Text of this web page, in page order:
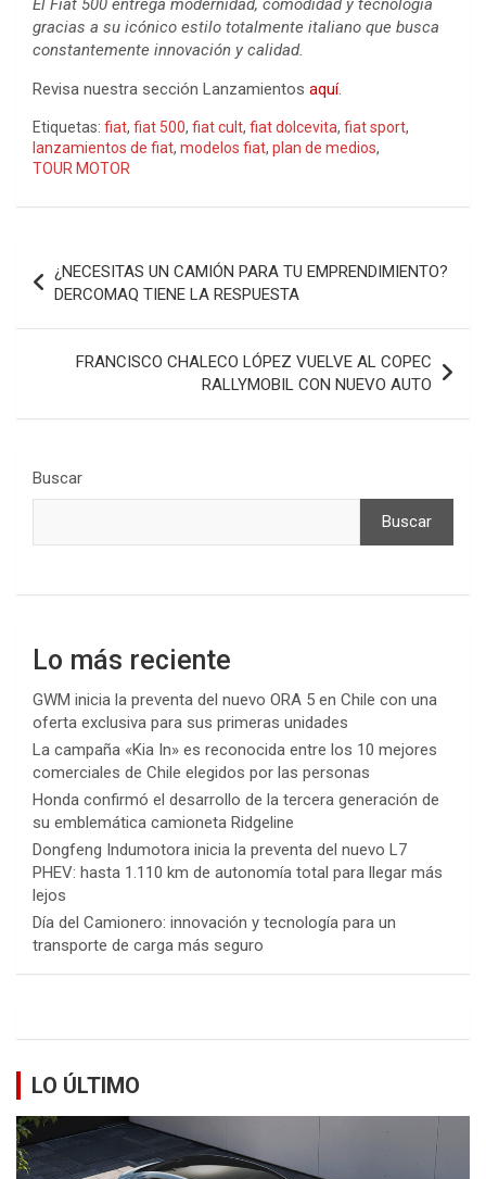
El Fiat 500 entrega modernidad, comodidad y tecnología
gracias a su icónico estilo totalmente italiano que busca
constantemente innovación y calidad.
Revisa nuestra sección Lanzamientos aquí.
Etiquetas: fiat, fiat 500, fiat cult, fiat dolcevita, fiat sport,
lanzamientos de fiat, modelos fiat, plan de medios,
TOUR MOTOR
de
entradas
¿NECESITAS UN CAMIÓN PARA TU EMPRENDIMIENTO?
DERCOMAQ TIENE LA RESPUESTA
FRANCISCO CHALECO LÓPEZ VUELVE AL COPEC
RALLYMOBIL CON NUEVO AUTO
Buscar
Buscar
Lo más reciente
GWM inicia la preventa del nuevo ORA 5 en Chile con una
oferta exclusiva para sus primeras unidades
La campaña «Kia In» es reconocida entre los 10 mejores
comerciales de Chile elegidos por las personas
Honda confirmó el desarrollo de la tercera generación de
su emblemática camioneta Ridgeline
Dongfeng Indumotora inicia la preventa del nuevo L7
PHEV: hasta 1.110 km de autonomía total para llegar más
lejos
Día del Camionero: innovación y tecnología para un
transporte de carga más seguro
LO ÚLTIMO